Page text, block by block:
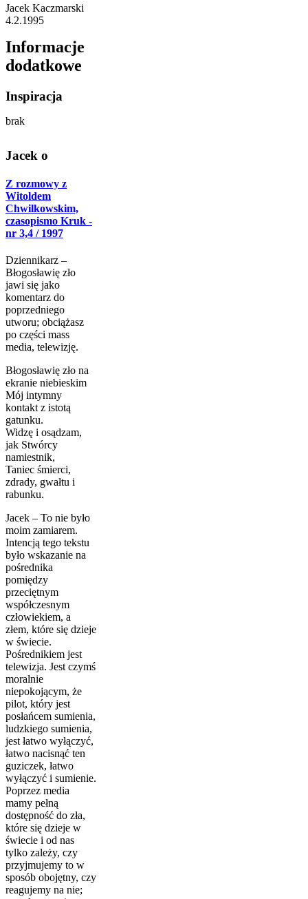
Jacek Kaczmarski
4.2.1995
Informacje
dodatkowe
Inspiracja
brak
Jacek o
Z rozmowy z
Witoldem
Chwilkowskim,
czasopismo Kruk -
nr 3,4 / 1997
Dziennikarz –
Błogosławię zło
jawi się jako
komentarz do
poprzednie­go
utworu; obciążasz
po części mass
media, telewizję.
Błogosławię zło na
ekranie niebieskim
Mój intymny
kontakt z istotą
gatunku.
Widzę i osądzam,
jak Stwórcy
namiestnik,
Taniec śmierci,
zdrady, gwałtu i
rabunku.
Jacek – To nie było
moim zamiarem.
Intencją tego tekstu
było wskazanie na
pośrednika
pomiędzy
przeciętnym
współczesnym
człowiekiem, a
złem, które się dzieje
w świecie.
Pośrednikiem jest
telewizja. Jest czymś
moralnie
niepokojącym, że
pilot, który jest
posłańcem sumienia,
ludzkiego sumienia,
jest łatwo wyłączyć,
łatwo nacisnąć ten
guziczek, łatwo
wyłączyć i sumienie.
Poprzez media
mamy pełną
dostępność do zła,
które się dzieje w
świecie i od nas
tylko zależy, czy
przyjmujemy to w
sposób obojętny, czy
reagujemy na nie;